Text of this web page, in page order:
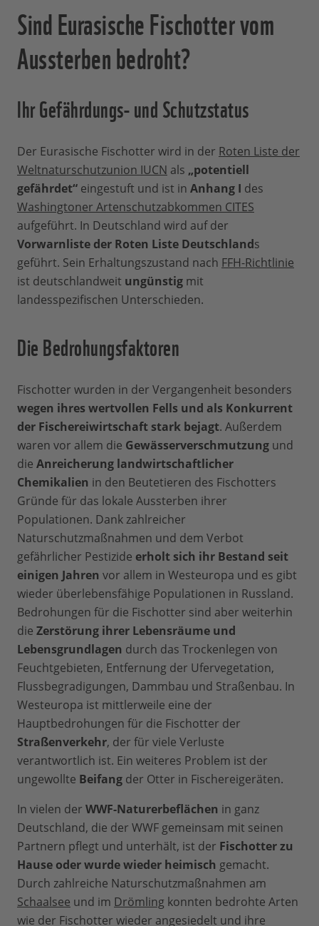
Sind Eurasische Fischotter vom
Aussterben bedroht?
Ihr Gefährdungs- und Schutzstatus
Der Eurasische Fischotter wird in der Roten Liste der
Weltnaturschutzunion IUCN als „potentiell
gefährdet“ eingestuft und ist in Anhang I des
Washingtoner Artenschutzabkommen CITES
aufgeführt. In Deutschland wird auf der
Vorwarnliste der Roten Liste Deutschlands
geführt. Sein Erhaltungszustand nach FFH-Richtlinie
ist deutschlandweit ungünstig mit
landesspezifischen Unterschieden.
Die Bedrohungsfaktoren
Fischotter wurden in der Vergangenheit besonders
wegen ihres wertvollen Fells und als Konkurrent
der Fischereiwirtschaft stark bejagt. Außerdem
waren vor allem die Gewässerverschmutzung und
die Anreicherung landwirtschaftlicher
Chemikalien in den Beutetieren des Fischotters
Gründe für das lokale Aussterben ihrer
Populationen. Dank zahlreicher
Naturschutzmaßnahmen und dem Verbot
gefährlicher Pestizide erholt sich ihr Bestand seit
einigen Jahren vor allem in Westeuropa und es gibt
wieder überlebensfähige Populationen in Russland.
Bedrohungen für die Fischotter sind aber weiterhin
die Zerstörung ihrer Lebensräume und
Lebensgrundlagen durch das Trockenlegen von
Feuchtgebieten, Entfernung der Ufervegetation,
Flussbegradigungen, Dammbau und Straßenbau. In
Westeuropa ist mittlerweile eine der
Hauptbedrohungen für die Fischotter der
Straßenverkehr, der für viele Verluste
verantwortlich ist. Ein weiteres Problem ist der
ungewollte Beifang der Otter in Fischereigeräten.
In vielen der WWF-Naturerbeflächen in ganz
Deutschland, die der WWF gemeinsam mit seinen
Partnern pflegt und unterhält, ist der Fischotter zu
Hause oder wurde wieder heimisch gemacht.
Durch zahlreiche Naturschutzmaßnahmen am
Schaalsee und im Drömling konnten bedrohte Arten
wie der Fischotter wieder angesiedelt und ihre